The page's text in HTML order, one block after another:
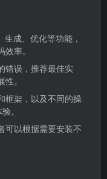
生成、优化等功能，
率。
错误，推荐最佳实
。
框架，以及不同的操
。
可以根据需要安装不